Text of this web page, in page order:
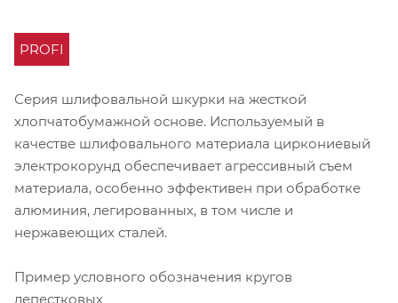
PROFI
Серия шлифовальной шкурки на жесткой
хлопчатобумажной основе. Используемый в
качестве шлифовального материала циркониевый
электрокорунд обеспечивает агрессивный съем
материала, особенно эффективен при обработке
алюминия, легированных, в том числе и
нержавеющих сталей.
Пример условного обозначения кругов
лепестковых